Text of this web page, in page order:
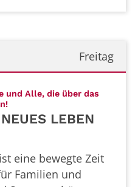
Freitag
und Alle, die über das
:
LEBEN
eine bewegte Zeit
Familien und